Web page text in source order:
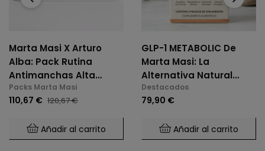
Marta Masi X Arturo
Alba: Pack Rutina
Antimanchas Alta
Potencia
Packs Marta Masi
110,67 € 120,67 €
Añadir al carrito
GLP-1 METABOLIC De
Marta Masi: La
Alternativa Natural
Para El Control De
Glucosa Y Saciedad.
Destacados
79,90 €
Añadir al carrito